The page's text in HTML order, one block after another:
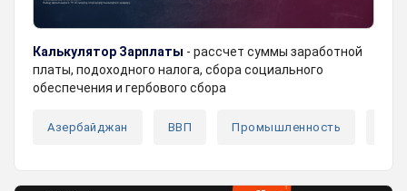
Калькулятор Зарплаты - рассчет суммы заработной
платы, подоходного налога, сбора социального
обеспечения и гербового сбора
Азербайджан ВВП Промышленность